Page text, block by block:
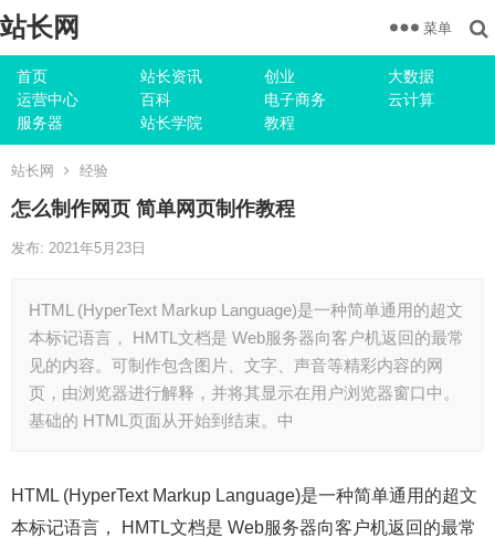
站长网
首页 站长资讯 创业
大数据
运营中心
百科 电子商务
云计算
服务器
站长学院 教程
菜单
站长网 经验
怎么制作网页 简单网页制作教程
发布: 2021年5月23日
HTML (HyperText Markup Language)是一种简单通用的超文
本标记语言， HMTL文档是 Web服务器向客户机返回的最常
见的内容。可制作包含图片、文字、声音等精彩内容的网
页，由浏览器进行解释，并将其显示在用户浏览器窗口中。
基础的 HTML页面从开始到结束。中
HTML (HyperText Markup Language)是一种简单通用的超文
本标记语言， HMTL文档是 Web服务器向客户机返回的最常